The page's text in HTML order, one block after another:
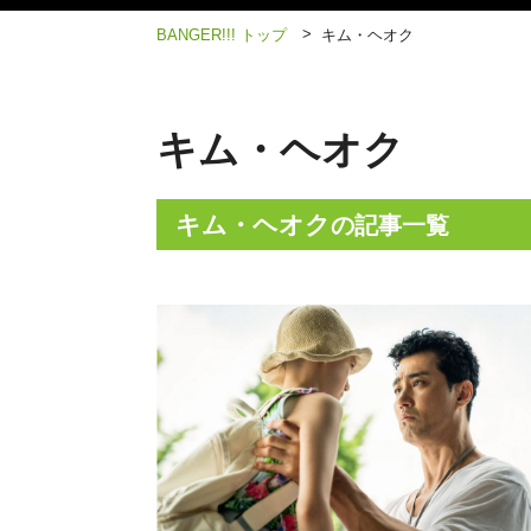
BANGER!!! トップ > キム・ヘオク
キム・ヘオク
キム・ヘオクの記事一覧